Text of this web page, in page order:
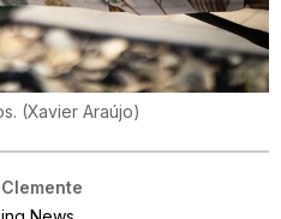
(Xavier Araújo)